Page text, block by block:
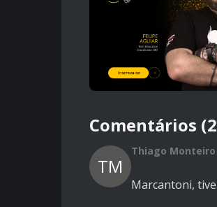
Comentários
TM
Thiago Monteiro
Marcantoni,